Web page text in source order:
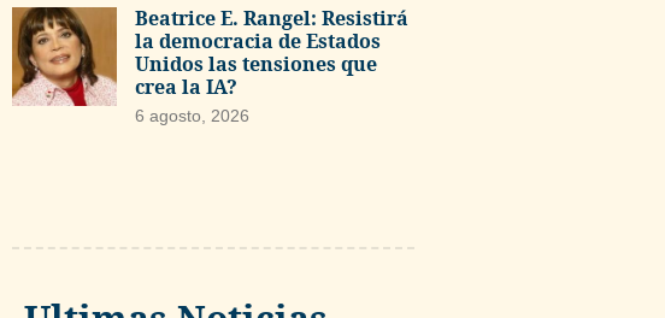
Beatrice E. Rangel: Resistirá
la democracia de Estados
Unidos las tensiones que
crea la IA?
6 agosto, 2026